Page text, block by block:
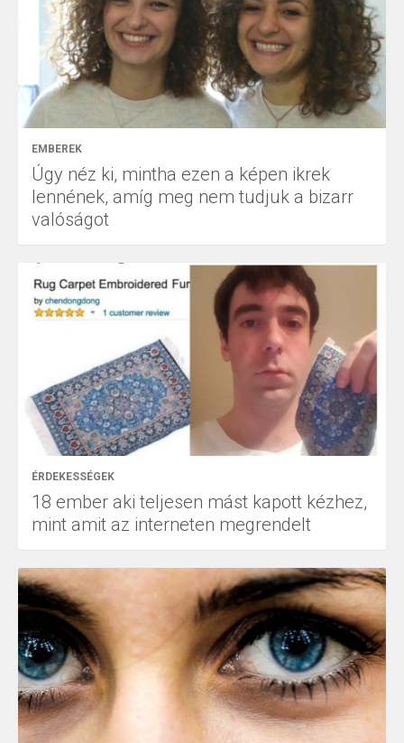
EMBEREK
Úgy néz ki, mintha ezen a képen ikrek
lennének, amíg meg nem tudjuk a bizarr
valóságot
ÉRDEKESSÉGEK
18 ember aki teljesen mást kapott kézhez,
mint amit az interneten megrendelt